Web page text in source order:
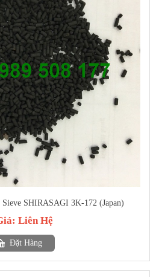
SHIRASAGI 3K-172 (Japan)
Liên Hệ
Đặt Hàng